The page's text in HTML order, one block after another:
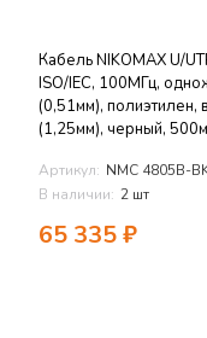
Кабель NIKOMAX U/
ISO/IEC, 100МГц,
(0,51мм), полиэтилен,
(1,25мм), черный, 500м
Артикул: NMC 4805B-
В наличии: 2 шт
65 335₽